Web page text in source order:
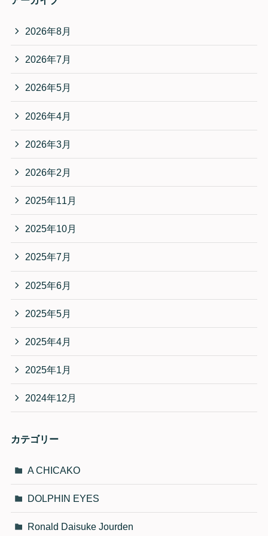
2026年8月
2026年7月
2026年5月
2026年4月
2026年3月
2026年2月
2025年11月
2025年10月
2025年7月
2025年6月
2025年5月
2025年4月
2025年1月
2024年12月
カテゴリー
A CHICAKO
DOLPHIN EYES
Ronald Daisuke Jourden